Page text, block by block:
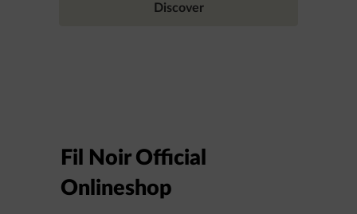
Discover
Fil Noir Official
Onlineshop